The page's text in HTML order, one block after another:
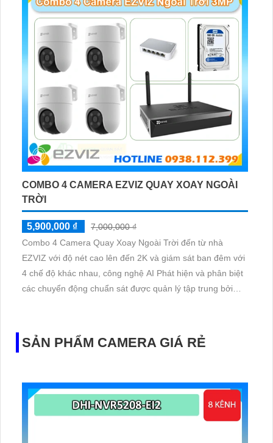
COMBO 4 CAMERA EZVIZ QUAY XOAY NGOÀI
TRỜI
5,900,000 ₫
7,000,000 ₫
Combo 4 Camera Quay Xoay Ngoài Trời đến từ nhà
EZVIZ với độ nét cao lên đến 2K và giám sát ban đêm với
4 chế độ khác nhau, công nghệ AI Phát hiện và phân biệt
các chuyển động chuẩn sát được quản lý tập trung bởi
SẢN PHẨM CAMERA GIÁ RẺ